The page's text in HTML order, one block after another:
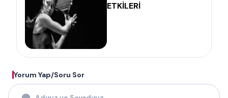
ETKİLERİ
Yorum Yap/Soru Sor